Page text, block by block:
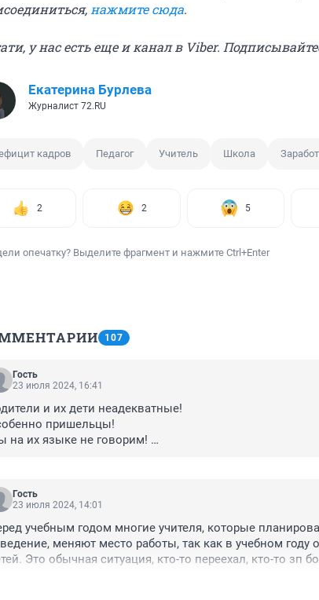
нажмите сюда.
у нас есть еще и канал в Viber.
Екатерина Бурлева
Журналист 72.RU
кадров Педагог Учитель Школа
2 2 5
опечатку? Выделите фрагмент и нажмите Ctrl+Enter
107
Гость
23 июля 2024, 16:41
и их дети неадекватные!
пришельцы!
на их языке не говорим!
Гость
23 июля 2024, 14:01
учебным годом многие учителя, которые
меняют место работы, так как в учебном году
Это обычная ситуация, кто-то переехал, кто-то зп